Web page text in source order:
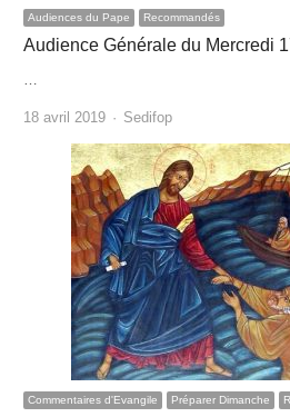
Audiences du Pape Recommandés
Audience Générale du Mercredi
…
18 avril 2019 Author
Sedifop
Commentaires d'Evangile Préparer Dimanche